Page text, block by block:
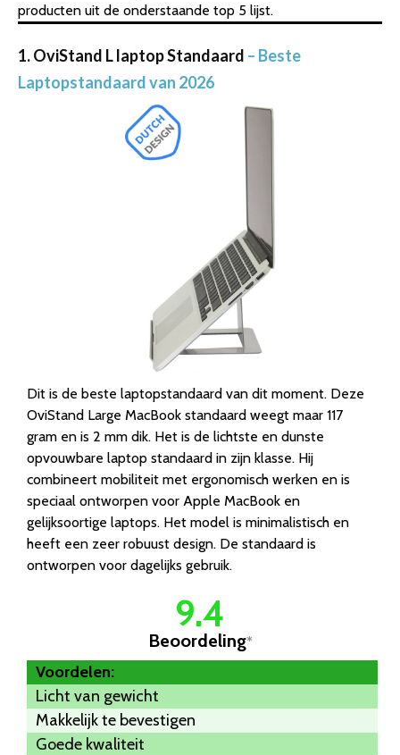
producten uit de onderstaande top 5 lijst.
1. OviStand L laptop Standaard – Beste
Laptopstandaard van 2026
Dit is de beste laptopstandaard van dit moment. Deze
OviStand Large MacBook standaard weegt maar 117
gram en is 2 mm dik. Het is de lichtste en dunste
opvouwbare laptop standaard in zijn klasse. Hij
combineert mobiliteit met ergonomisch werken en is
speciaal ontworpen voor Apple MacBook en
gelijksoortige laptops. Het model is minimalistisch en
heeft een zeer robuust design. De standaard is
ontworpen voor dagelijks gebruik.
9.4
Beoordeling*
Voordelen:
Licht van gewicht
Makkelijk te bevestigen
Goede kwaliteit